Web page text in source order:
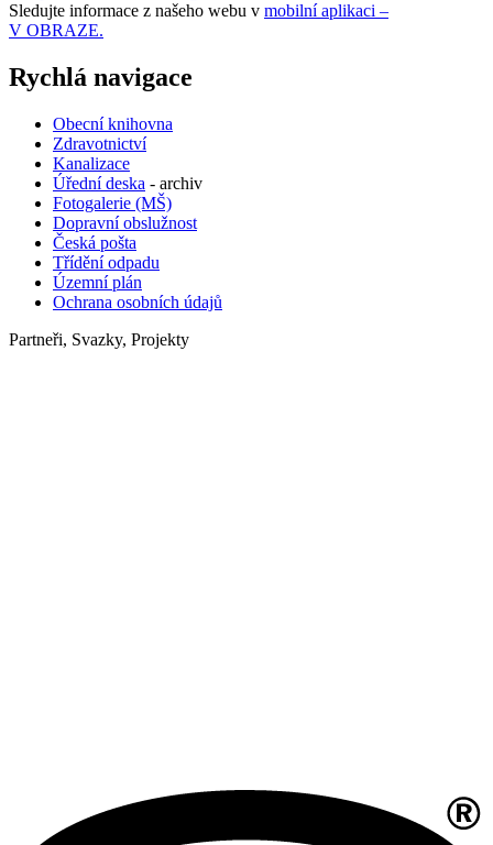
Sledujte informace z našeho webu v mobilní aplikaci –
V OBRAZE.
Rychlá navigace
Obecní knihovna
Zdravotnictví
Kanalizace
Úřední deska - archiv
Fotogalerie (MŠ)
Dopravní obslužnost
Česká pošta
Třídění odpadu
Územní plán
Ochrana osobních údajů
Partneři, Svazky, Projekty